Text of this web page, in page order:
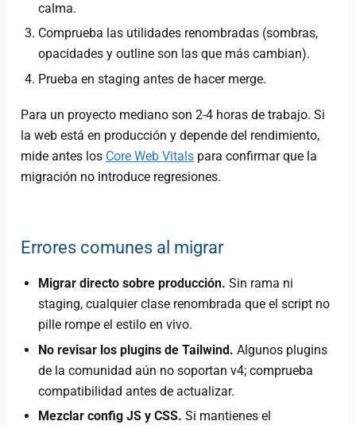
calma.
Comprueba las utilidades renombradas (sombras,
opacidades y outline son las que más cambian).
Prueba en staging antes de hacer merge.
Para un proyecto mediano son 2-4 horas de trabajo. Si
la web está en producción y depende del rendimiento,
mide antes los Core Web Vitals para confirmar que la
migración no introduce regresiones.
Errores comunes al migrar
Migrar directo sobre producción. Sin rama ni
staging, cualquier clase renombrada que el script no
pille rompe el estilo en vivo.
No revisar los plugins de Tailwind. Algunos plugins
de la comunidad aún no soportan v4; comprueba
compatibilidad antes de actualizar.
Mezclar config JS y CSS. Si mantienes el